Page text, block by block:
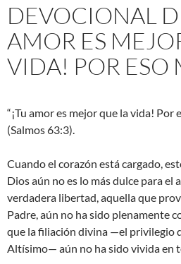
DEVOCIONAL
AMOR ES
VIDA! POR ESO
“¡Tu amor es mejor que la vida! Por
(Salmos 63:3).
Cuando el corazón está cargado,
Dios aún no es lo más dulce para el
verdadera libertad, aquella que
Padre, aún no ha sido plenamente
que la filiación divina —el privilegio
Altísimo— aún no ha sido vivida en